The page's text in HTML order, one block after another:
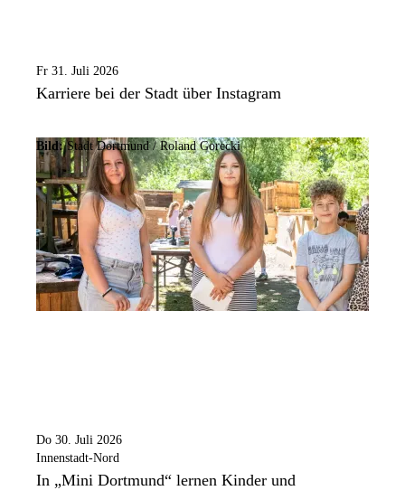
Fr 31. Juli 2026
Karriere bei der Stadt über Instagram
Bild:Stadt Dortmund / Roland Gorecki
Do 30. Juli 2026
Innenstadt-Nord
In „Mini Dortmund“ lernen Kinder und